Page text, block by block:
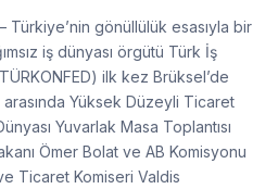
Türkiye’nin gönüllülük esasıyla bir
iş dünyası örgütü Türk İş
ilk kez Brüksel’de
Yüksek Düzeyli Ticaret
Yuvarlak Masa Toplantısı
Ömer Bolat ve AB Komisyonu
ve Ticaret Komiseri Valdis